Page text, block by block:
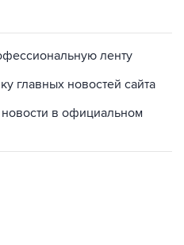
ленту
главных новостей сайта
в официальном